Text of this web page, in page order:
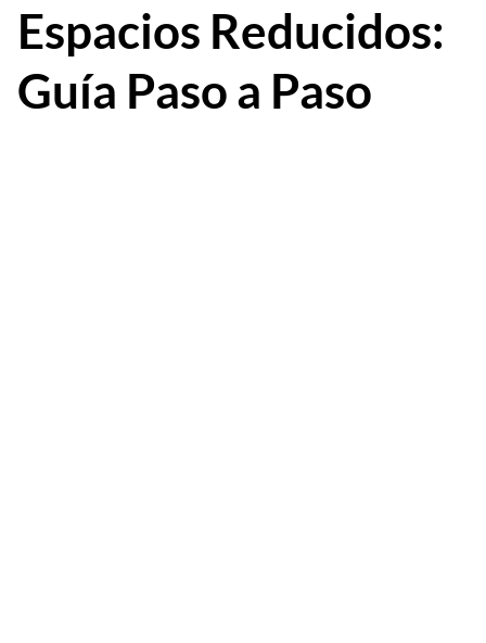
Espacios Reducidos:
Guía Paso a Paso